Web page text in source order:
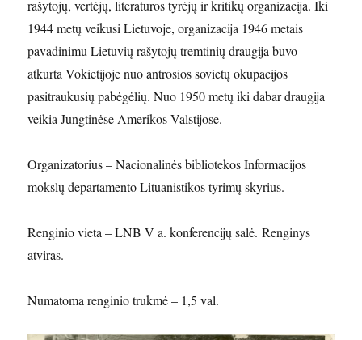
rašytojų, vertėjų, literatūros tyrėjų ir kritikų organizacija. Iki
1944 metų veikusi Lietuvoje, organizacija 1946 metais
pavadinimu Lietuvių rašytojų tremtinių draugija buvo
atkurta Vokietijoje nuo antrosios sovietų okupacijos
pasitraukusių pabėgėlių. Nuo 1950 metų iki dabar draugija
veikia Jungtinėse Amerikos Valstijose.
Organizatorius – Nacionalinės bibliotekos Informacijos
mokslų departamento Lituanistikos tyrimų skyrius.
Renginio vieta – LNB V a. konferencijų salė. Renginys
atviras.
Numatoma renginio trukmė – 1,5 val.